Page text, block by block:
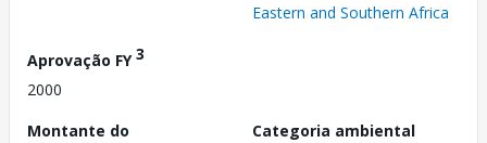
Eastern and Southern Africa
Aprovação FY3
2000
Montante do
Categoria ambiental